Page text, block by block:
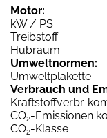
Motor:
kW / PS
Treibstoff
Hubraum
Umweltnormen:
Umweltplakette
Verbrauch und
Kraftstoffverbr.
CO2-Emissionen
CO2-Klasse